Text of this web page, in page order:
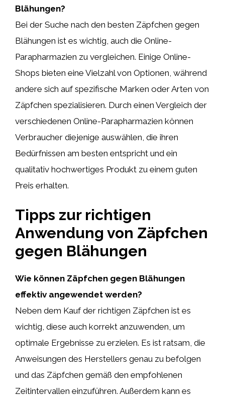
Blähungen?
Bei der Suche nach den besten Zäpfchen gegen
Blähungen ist es wichtig, auch die Online-
Parapharmazien zu vergleichen. Einige Online-
Shops bieten eine Vielzahl von Optionen, während
andere sich auf spezifische Marken oder Arten von
Zäpfchen spezialisieren. Durch einen Vergleich der
verschiedenen Online-Parapharmazien können
Verbraucher diejenige auswählen, die ihren
Bedürfnissen am besten entspricht und ein
qualitativ hochwertiges Produkt zu einem guten
Preis erhalten.
Tipps zur richtigen
Anwendung von Zäpfchen
gegen Blähungen
Wie können Zäpfchen gegen Blähungen
effektiv angewendet werden?
Neben dem Kauf der richtigen Zäpfchen ist es
wichtig, diese auch korrekt anzuwenden, um
optimale Ergebnisse zu erzielen. Es ist ratsam, die
Anweisungen des Herstellers genau zu befolgen
und das Zäpfchen gemäß den empfohlenen
Zeitintervallen einzuführen. Außerdem kann es